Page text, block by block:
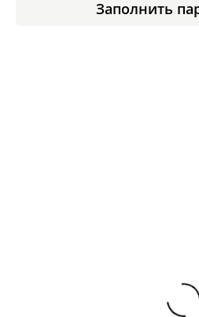
Заполнить